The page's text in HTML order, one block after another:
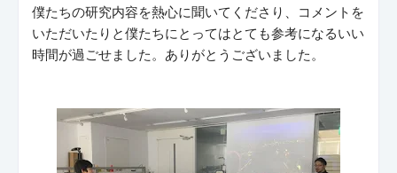
僕たちの研究内容を熱心に聞いてくださり、コメントを
いただいたりと僕たちにとってはとても参考になるいい
時間が過ごせました。ありがとうございました。